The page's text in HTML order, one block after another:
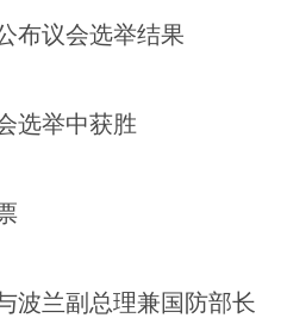
布议会选举结果
选举中获胜
波兰副总理兼国防部长